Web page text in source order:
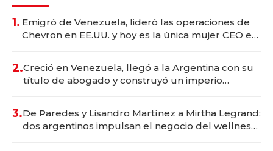
1. Emigró de Venezuela, lideró las operaciones de
Chevron en EE.UU. y hoy es la única mujer CEO en
2.Creció en Venezuela, llegó a la Argentina con su
título de abogado y construyó un imperio
3.De Paredes y Lisandro Martínez a Mirtha Legrand:
dos argentinos impulsan el negocio del wellness